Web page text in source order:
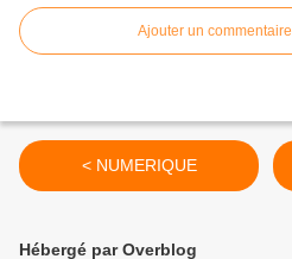
Ajouter un commentaire
< NUMERIQUE
Hébergé par Overblog